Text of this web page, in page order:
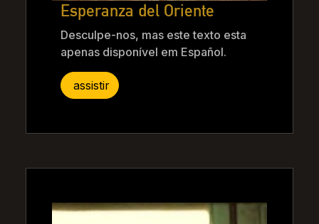
Esperanza del Oriente
Desculpe-nos, mas este texto esta
apenas disponível em Español.
assistir